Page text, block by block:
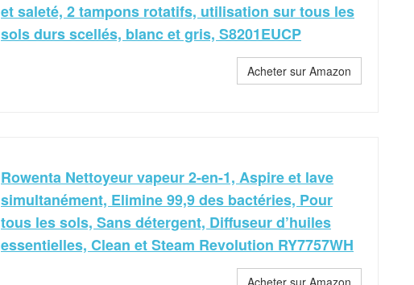
et saleté, 2 tampons rotatifs, utilisation sur tous les
sols durs scellés, blanc et gris, S8201EUCP
Acheter sur Amazon
Rowenta Nettoyeur vapeur 2-en-1, Aspire et lave
simultanément, Elimine 99,9 des bactéries, Pour
tous les sols, Sans détergent, Diffuseur d’huiles
essentielles, Clean et Steam Revolution RY7757WH
Acheter sur Amazon